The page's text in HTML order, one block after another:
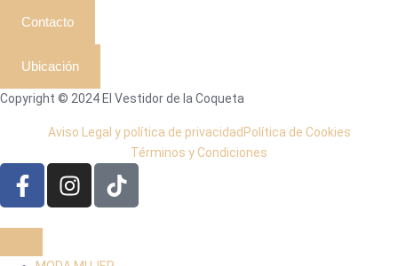
Contacto
Ubicación
Copyright © 2024 El Vestidor de la Coqueta
Aviso Legal y política de privacidad Política de Cookies
Términos y Condiciones